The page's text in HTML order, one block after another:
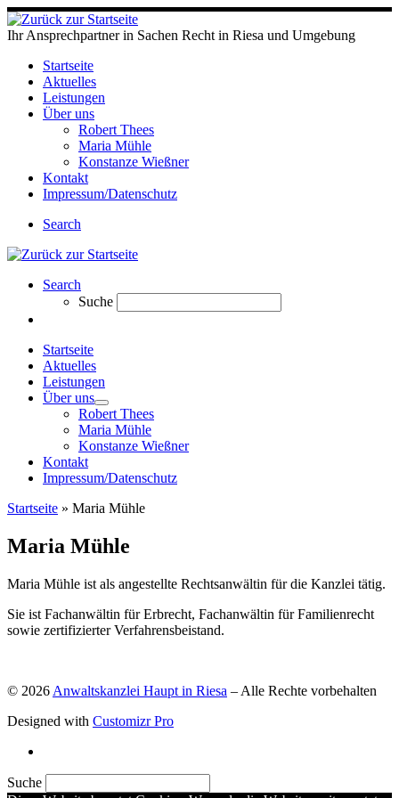
Ihr Ansprechpartner in Sachen Recht in Riesa und Umgebung
Startseite
Aktuelles
Leistungen
Über uns
Robert Thees
Maria Mühle
Konstanze Wießner
Kontakt
Impressum/Datenschutz
Search
Search
Suche
Startseite
Aktuelles
Leistungen
Über uns
Robert Thees
Maria Mühle
Konstanze Wießner
Kontakt
Impressum/Datenschutz
Startseite » Maria Mühle
Maria Mühle
Maria Mühle ist als angestellte Rechtsanwältin für die Kanzlei tätig.
Sie ist Fachanwältin für Erbrecht, Fachanwältin für Familienrecht
sowie zertifizierter Verfahrensbeistand.
© 2026 Anwaltskanzlei Haupt in Riesa – Alle Rechte vorbehalten
Designed with Customizr Pro
Suche